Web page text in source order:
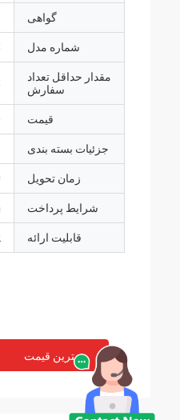
گواهی
شماره مدل
مقدار حداقل تعداد
سفارش
قیمت
جزئیات بسته بندی
زمان تحویل
شرایط پرداخت
قابلیت ارائه
بهترین قیمت